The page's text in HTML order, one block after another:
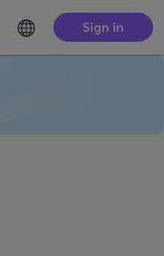
Sign in